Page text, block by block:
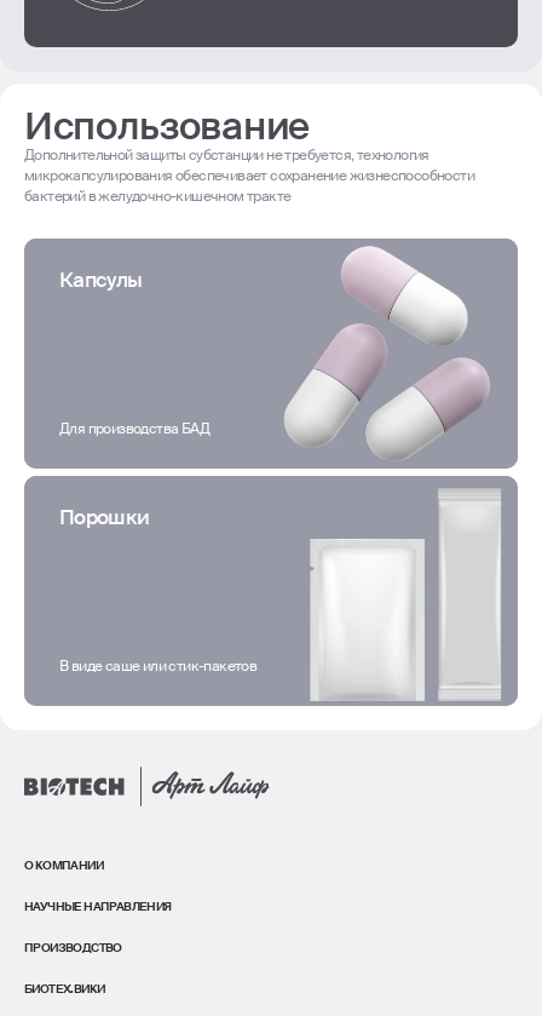
Использование
Дополнительной защиты субстанции не требуется, технология
микрокапсулирования обеспечивает сохранение жизнеспособности
бактерий в желудочно-кишечном тракте
Капсулы
Для производства БАД
Порошки
В виде саше или стик-пакетов
О КОМПАНИИ
НАУЧНЫЕ НАПРАВЛЕНИЯ
ПРОИЗВОДСТВО
БИОТЕХ.ВИКИ